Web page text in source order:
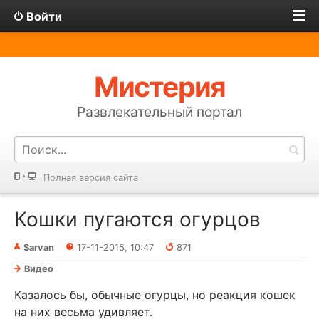
Войти
Мистерия
Развлекательный портал
Полная версия сайта
Кошки пугаются огурцов
Sarvan 17-11-2015, 10:47
871
Видео
Казалось бы, обычные огурцы, но реакция кошек
на них весьма удивляет.